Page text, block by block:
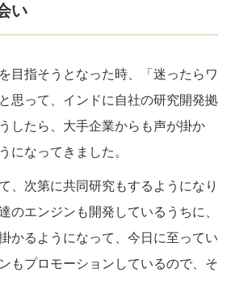
い
目指そうとなった時、「迷ったらワ
思って、インドに自社の研究開発拠
したら、大手企業からも声が掛か
になってきました。
、次第に共同研究もするようになり
のエンジンも開発しているうちに、
かるようになって、今日に至ってい
もプロモーションしているので、そ